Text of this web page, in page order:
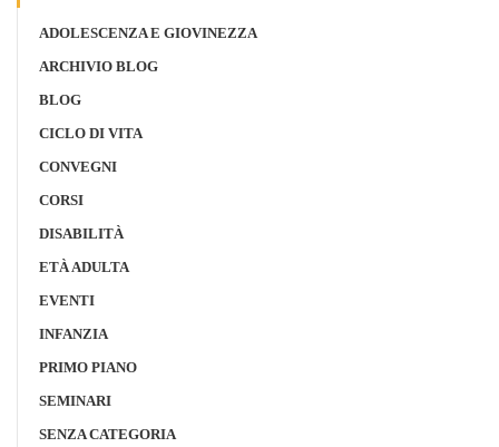
ADOLESCENZA E GIOVINEZZA
ARCHIVIO BLOG
BLOG
CICLO DI VITA
CONVEGNI
CORSI
DISABILITÀ
ETÀ ADULTA
EVENTI
INFANZIA
PRIMO PIANO
SEMINARI
SENZA CATEGORIA